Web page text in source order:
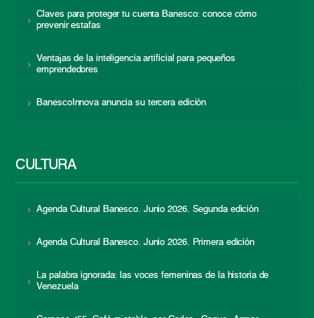
Claves para proteger tu cuenta Banesco: conoce cómo
prevenir estafas
Ventajas de la inteligencia artificial para pequeños
emprendedores
BanescoInnova anuncia su tercera edición
CULTURA
Agenda Cultural Banesco. Junio 2026. Segunda edición
Agenda Cultural Banesco. Junio 2026. Primera edición
La palabra ignorada: las voces femeninas de la historia de
Venezuela